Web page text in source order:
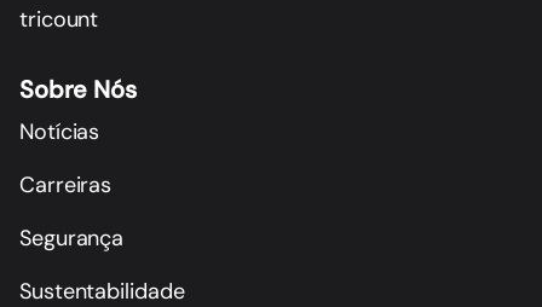
tricount
Sobre Nós
Notícias
Carreiras
Segurança
Sustentabilidade